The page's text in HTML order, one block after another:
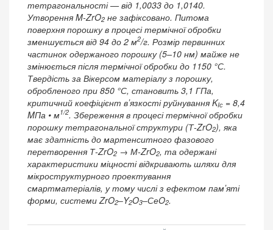
тетрагональності — від 1,0033 до 1,0140.
Утворення M-ZrO2 не зафіксовано. Питома
поверхня порошку в процесі термічної обробки
зменшується від 94 до 2 м2/г. Розмір первинних
частинок одержаного порошку (5–10 нм) майже не
змінюється після термічної обробки до 1150 °С.
Твердість за Вікерсом матеріалу з порошку,
обробленого при 850 °С, становить 3,1 ГПа,
критичний коефіцієнт вʼязкості руйнування KIс = 8,4
MПа • м1/2. Збереження в процесі термічної обробки
порошку тетрагональної структури (Т-ZrO2), яка
має здатність до мартенситного фазового
перетворення Т-ZrO2 → М-ZrO2, та одержані
характеристики міцності відкривають шляхи для
мікроструктурного проектування
смартматеріалів, у тому числі з ефектом памʼяті
форми, системи ZrO2‒Y2O3‒СеO2.